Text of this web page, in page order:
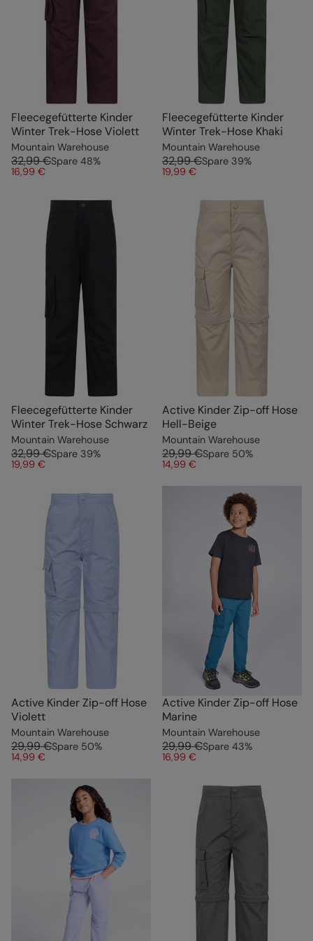
Fleecegefütterte Kinder
Winter Trek-Hose Violett
Mountain Warehouse
32,99 €Spare 48%
16,99 €
Fleecegefütterte Kinder
Winter Trek-Hose Khaki
Mountain Warehouse
32,99 €Spare 39%
19,99 €
Fleecegefütterte Kinder
Winter Trek-Hose Schwarz
Mountain Warehouse
32,99 €Spare 39%
19,99 €
Active Kinder Zip-off Hose
Hell-Beige
Mountain Warehouse
29,99 €Spare 50%
14,99 €
Active Kinder Zip-off Hose
Violett
Mountain Warehouse
29,99 €Spare 50%
14,99 €
Active Kinder Zip-off Hose
Marine
Mountain Warehouse
29,99 €Spare 43%
16,99 €